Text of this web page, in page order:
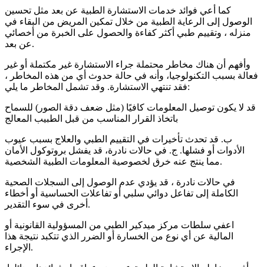
كما أعي فوائد خدمات الاستشارة الطبية عن بعد مثل تحسين
الوصول إلى الرعاية الطبية من خلال تمكين المريض من البقاء في
منزله ، وتقييم طبي أكثر كفاءة والحصول على الخبرة من أخصائي
عن بعد.
وأفهم أن هناك مخاطر محتملة جراء الاستشارة غير مكتملة أو غير
فعالة بسبب التكنولوجيا، وأنه في حالة حدوث أي من هذه المخاطر ،
فقد تنتهي الاستشارة. وقد تشمل المخاطر ما يلي:
قد لا يكون توصيل المعلومات كافيًا (مثل ضعف دقة الصور) للسماح
باتخاذ القرار المناسب من قبل الطبيب المعالج
ب. قد تحدث تأخيرات في التقييم الطبي والعلاج بسبب عيوب
الأدوات أو فشلها. ج. في حالات نادرة، قد يفشل بروتوكول الأمان
مما ينتج عنه خرق لخصوصية المعلومات الطبية الشخصية.
في حالات نادرة ، قد يؤدي عدم الوصول إلى السجلات الصحية
الكاملة إلى تفاعل دوائي سلبي أو تفاعلات الحساسية أو أخطاء
أخرى في سوء التقدير.
اعفي سلطات مركز ميدكير الطبي من المسؤولية القانونية أو
المالية عن أي نوع من الخسارة أو الضرر الذي تتكبد نتيجة هذا
الإجراء.